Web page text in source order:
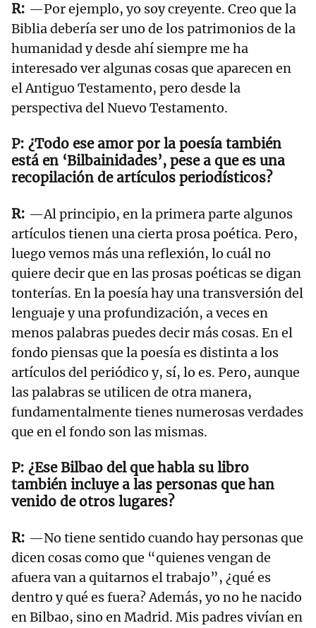
—Por ejemplo, yo soy creyente. Creo que la
Biblia debería ser uno de los patrimonios de la
humanidad y desde ahí siempre me ha
interesado ver algunas cosas que aparecen en
el Antiguo Testamento, pero desde la
perspectiva del Nuevo Testamento.
¿Todo ese amor por la poesía también
está en ‘Bilbainidades’, pese a que es una
recopilación de artículos periodísticos?
—Al principio, en la primera parte algunos
artículos tienen una cierta prosa poética. Pero,
luego vemos más una reflexión, lo cuál no
quiere decir que en las prosas poéticas se digan
tonterías. En la poesía hay una transversión del
lenguaje y una profundización, a veces en
menos palabras puedes decir más cosas. En el
fondo piensas que la poesía es distinta a los
artículos del periódico y, sí, lo es. Pero, aunque
las palabras se utilicen de otra manera,
fundamentalmente tienes numerosas verdades
que en el fondo son las mismas.
¿Ese Bilbao del que habla su libro
también incluye a las personas que han
venido de otros lugares?
—No tiene sentido cuando hay personas que
dicen cosas como que “quienes vengan de
afuera van a quitarnos el trabajo”, ¿qué es
dentro y qué es fuera? Además, yo no he nacido
en Bilbao, sino en Madrid. Mis padres vivían en